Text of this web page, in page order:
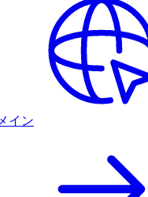
イン